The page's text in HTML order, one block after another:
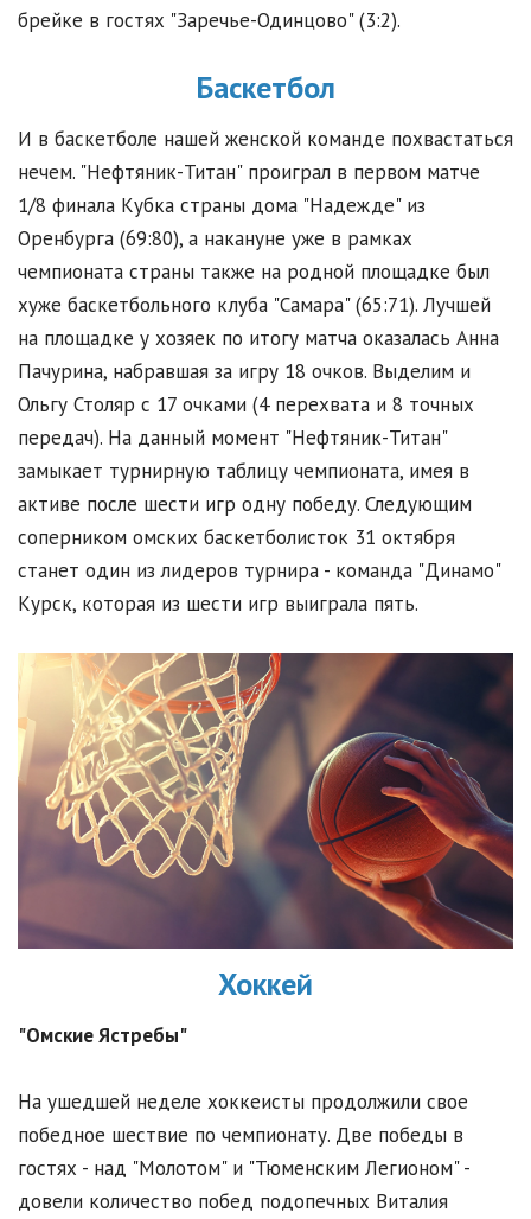
брейке в гостях "Заречье-Одинцово" (3:2).
Баскетбол
И в баскетболе нашей женской команде похвастаться
нечем. "Нефтяник-Титан" проиграл в первом матче
1/8 финала Кубка страны дома "Надежде" из
Оренбурга (69:80), а накануне уже в рамках
чемпионата страны также на родной площадке был
хуже баскетбольного клуба "Самара" (65:71). Лучшей
на площадке у хозяек по итогу матча оказалась Анна
Пачурина, набравшая за игру 18 очков. Выделим и
Ольгу Столяр с 17 очками (4 перехвата и 8 точных
передач). На данный момент "Нефтяник-Титан"
замыкает турнирную таблицу чемпионата, имея в
активе после шести игр одну победу. Следующим
соперником омских баскетболисток 31 октября
станет один из лидеров турнира - команда "Динамо"
Курск, которая из шести игр выиграла пять.
Хоккей
"Омские Ястребы"
На ушедшей неделе хоккеисты продолжили свое
победное шествие по чемпионату. Две победы в
гостях - над "Молотом" и "Тюменским Легионом" -
довели количество побед подопечных Виталия